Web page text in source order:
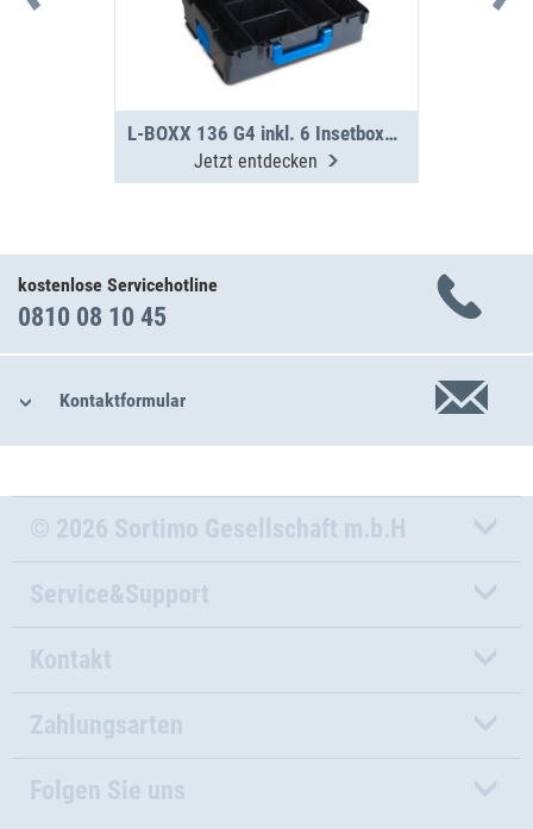
L-BOXX 136 G4 inkl. 6 Insetboxen H95
Jetzt entdecken
kostenlose Servicehotline
0810 08 10 45
Kontaktformular
© 2026 Sortimo Gesellschaft m.b.H
Service&Support
Kontakt
Zahlungsarten
Folgen Sie uns